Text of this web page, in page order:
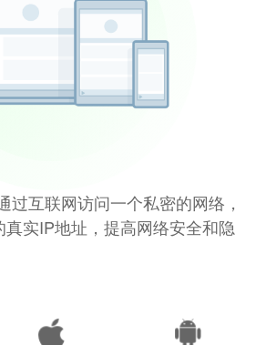
过互联网访问一个私密的网络，
实IP地址，提高网络安全和隐